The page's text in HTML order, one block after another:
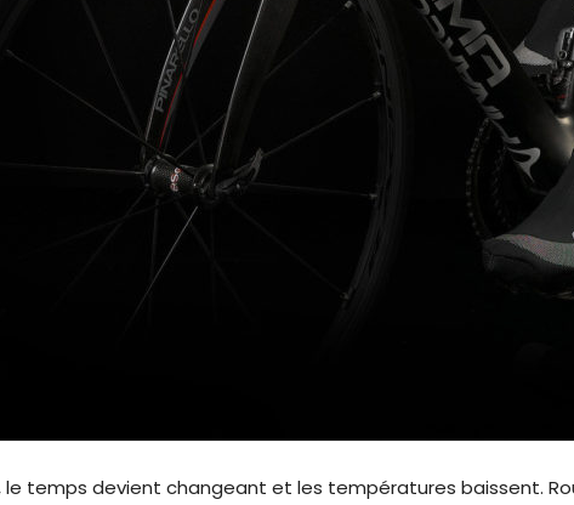
le temps devient changeant et les températures baissent.